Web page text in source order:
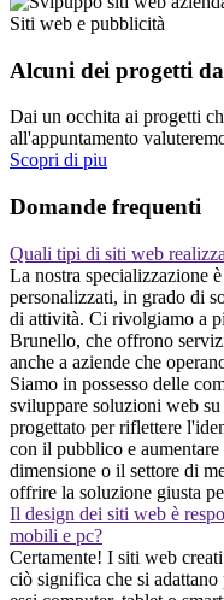
Siti web e pubblicità
Alcuni dei progetti
Dai un occhita ai progetti
all'appuntamento
Scopri di piu
Domande frequenti
Quali tipi di siti web
La nostra specializzazione
personalizzati, in grado di
di attività. Ci rivolgiamo a
Brunello, che offrono
anche a aziende che
Siamo in possesso delle
sviluppare soluzioni web
progettato per riflettere
con il pubblico e
dimensione o il settore di
offrire la soluzione giusta
Il design dei siti web è
mobili e pc?
Certamente! I siti web
ciò significa che si